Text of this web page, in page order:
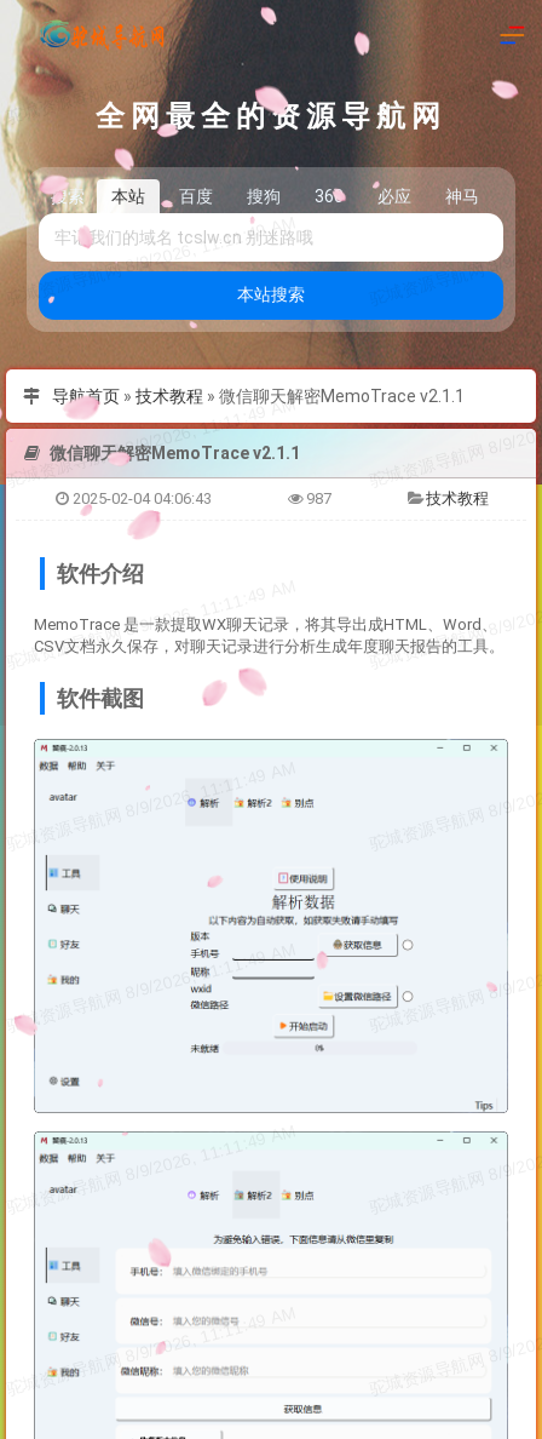
全网最全的资源导航网
搜索 本站 百度 搜狗 360 必应 神马 头
本站搜索
导航首页 » 技术教程 » 微信聊天解密MemoTrace v2.1.1
微信聊天解密MemoTrace v2.1.1
2025-02-04 04:06:43 987 技术教程
软件介绍
MemoTrace 是一款提取WX聊天记录，将其导出成HTML、Word、
CSV文档永久保存，对聊天记录进行分析生成年度聊天报告的工具。
软件截图